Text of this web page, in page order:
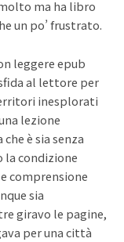
ma ha libro
un po’ frustrato.
leggere epub
al lettore per
inesplorati
lezione
è sia senza
la condizione
comprensione
sia
giravo le pagine,
per una città